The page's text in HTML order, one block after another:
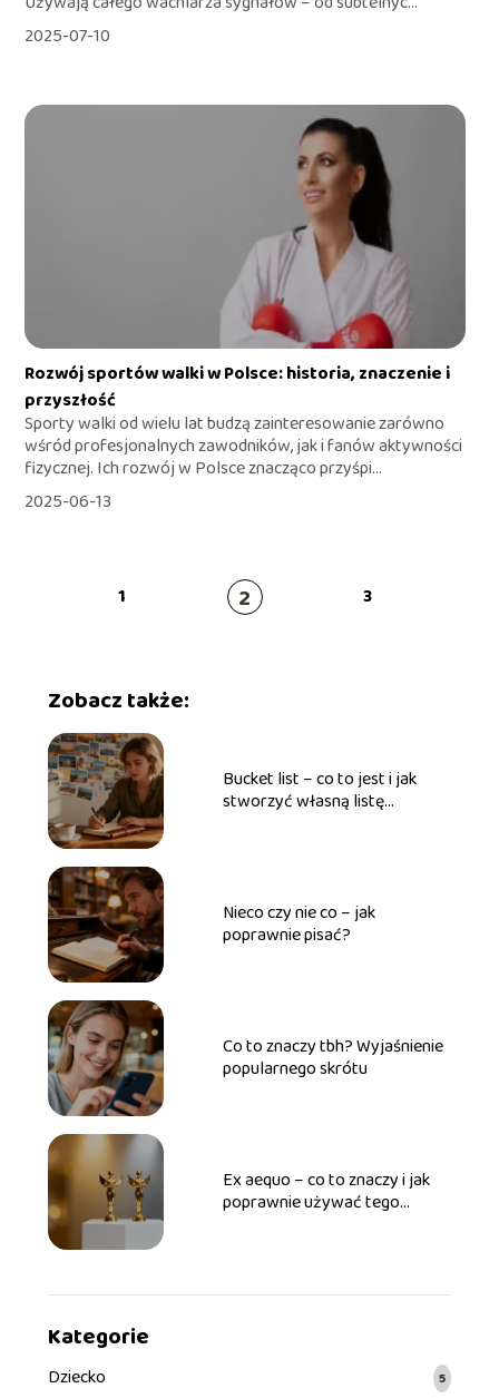
2025-07-10
Rozwój sportów walki w Polsce: historia, znaczenie i
przyszłość
Sporty walki od wielu lat budzą zainteresowanie zarówno
wśród profesjonalnych zawodników, jak i fanów aktywności
fizycznej. Ich rozwój w Polsce znacząco przyśpi...
2025-06-13
1 2 3
Zobacz także:
Bucket list – co to jest i jak
stworzyć własną listę
Nieco czy nie co – jak
poprawnie pisać?
Co to znaczy tbh? Wyjaśnienie
popularnego skrótu
Ex aequo – co to znaczy i jak
poprawnie używać tego
Kategorie
Dziecko 5